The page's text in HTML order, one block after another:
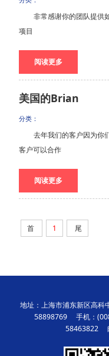
非常感谢你的团队提供
项目
阅读更多
美国的Brian
分类：
去年我们的客户因为你
客户可以合作
阅读更多
首 1 尾
地址：上海市浦东新区高
58898769 手机：
58463822